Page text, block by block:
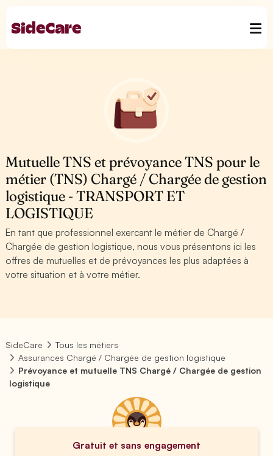
Mutuelle TNS et prévoyance TNS pour le
métier (TNS) Chargé / Chargée de gestion
logistique - TRANSPORT ET
LOGISTIQUE
En tant que professionnel exercant le métier de Chargé /
Chargée de gestion logistique, nous vous présentons ici les
offres de mutuelles et de prévoyances les plus adaptées à
votre situation et à votre métier.
SideCare
Tous les métiers
Assurances Chargé / Chargée de gestion logistique
Prévoyance et mutuelle TNS Chargé / Chargée de gestion
logistique
Gratuit et sans engagement